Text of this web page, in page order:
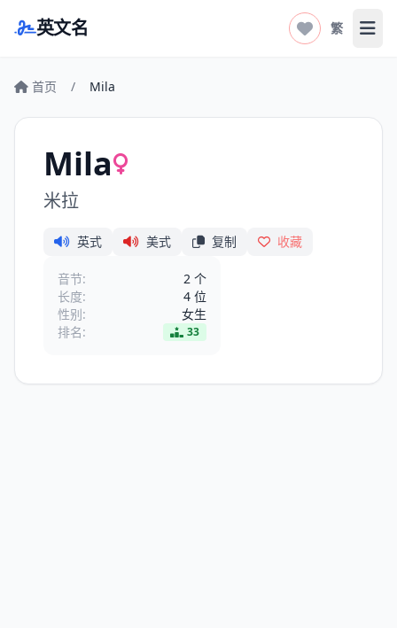
英文名 繁 打
首页 / Mila
Mila
米拉
英式 美式 复制 收藏
音节:
2 个
长度:
4 位
性别:
女生
排名:
33